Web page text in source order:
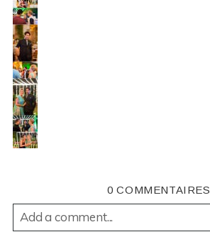
0 COMMENTAIRES
Add a comment...